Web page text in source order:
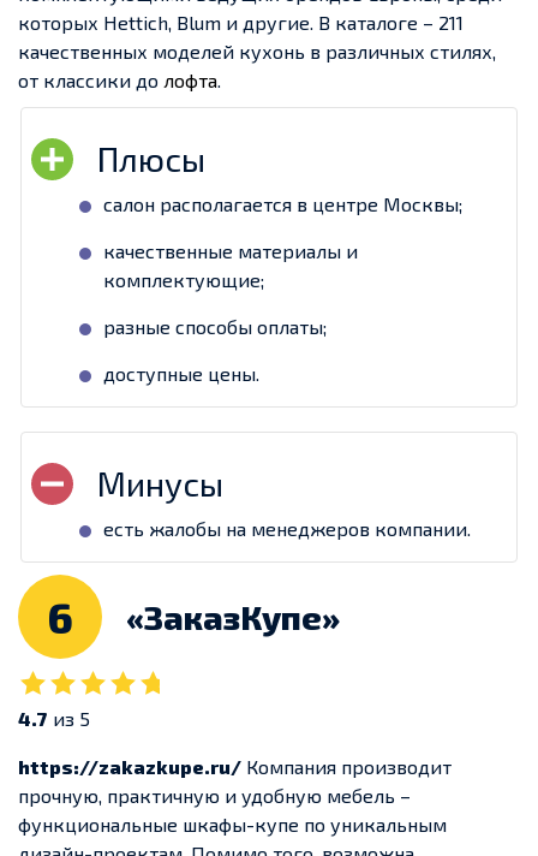
которых Hettich, Blum и другие. В каталоге – 211
качественных моделей кухонь в различных стилях,
от классики до лофта.
салон располагается в центре Москвы;
качественные материалы и
комплектующие;
разные способы оплаты;
доступные цены.
есть жалобы на менеджеров компании.
6 «ЗаказКупе»
4.7 из 5
https://zakazkupe.ru/ Компания производит
прочную, практичную и удобную мебель –
функциональные шкафы-купе по уникальным